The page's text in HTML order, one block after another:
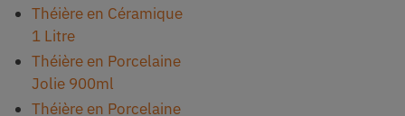
Théière en Céramique
1 Litre
Théière en Porcelaine
Jolie 900ml
Théière en Porcelaine